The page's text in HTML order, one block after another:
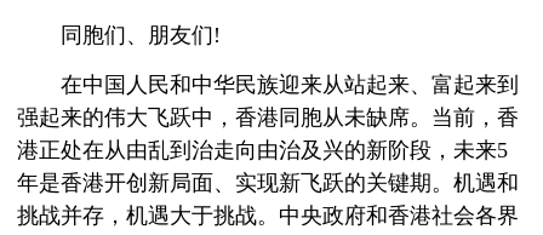
同胞们、朋友们!
在中国人民和中华民族迎来从站起来、富起来到
强起来的伟大飞跃中，香港同胞从未缺席。当前，香
港正处在从由乱到治走向由治及兴的新阶段，未来5
年是香港开创新局面、实现新飞跃的关键期。机遇和
挑战并存，机遇大于挑战。中央政府和香港社会各界